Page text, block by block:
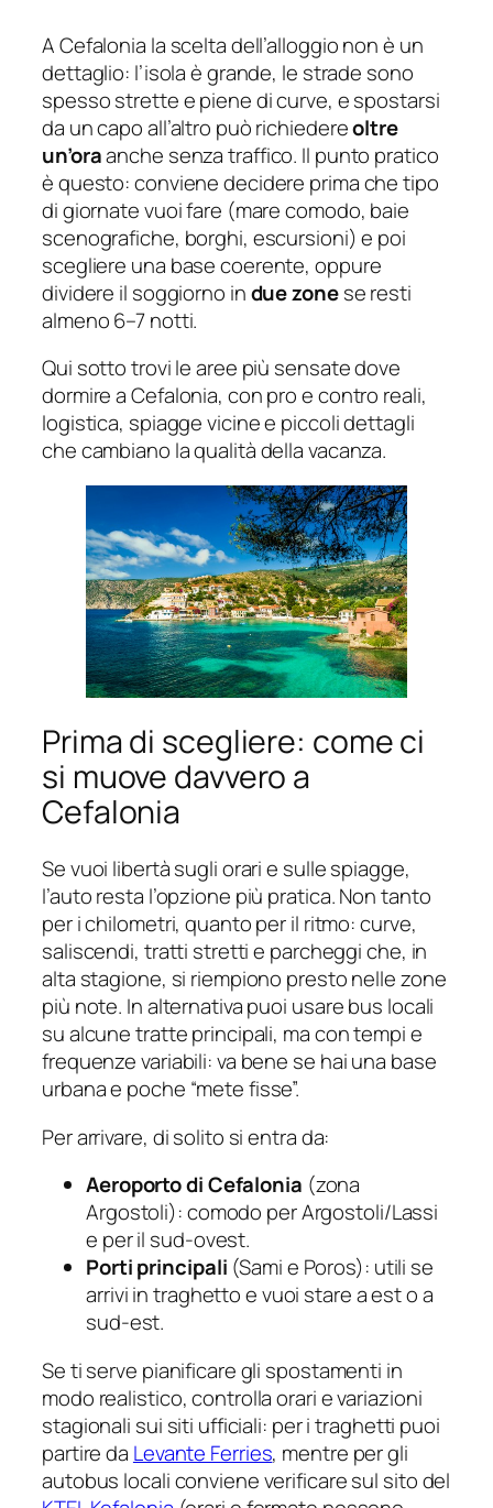
A Cefalonia la scelta dell’alloggio non è un
dettaglio: l’isola è grande, le strade sono
spesso strette e piene di curve, e spostarsi
da un capo all’altro può richiedereoltre
un’oraanche senza traffico. Il punto pratico
è questo: conviene decidere prima che tipo
di giornate vuoi fare (mare comodo, baie
scenografiche, borghi, escursioni) e poi
scegliere una base coerente, oppure
dividere il soggiorno indue zonese resti
almeno 6–7 notti.
Qui sotto trovi le aree più sensate dove
dormire a Cefalonia, con pro e contro reali,
logistica, spiagge vicine e piccoli dettagli
che cambiano la qualità della vacanza.
Prima di scegliere: come ci
si muove davvero a
Cefalonia
Se vuoi libertà sugli orari e sulle spiagge,
l’auto resta l’opzione più pratica. Non tanto
per i chilometri, quanto per il ritmo: curve,
saliscendi, tratti stretti e parcheggi che, in
alta stagione, si riempiono presto nelle zone
più note. In alternativa puoi usare bus locali
su alcune tratte principali, ma con tempi e
frequenze variabili: va bene se hai una base
urbana e poche “mete fisse”.
Per arrivare, di solito si entra da:
Aeroporto di Cefalonia (zona
Argostoli): comodo per Argostoli/Lassi
e per il sud-ovest.
Porti principali (Sami e Poros): utili se
arrivi in traghetto e vuoi stare a est o a
sud-est.
Se ti serve pianificare gli spostamenti in
modo realistico, controlla orari e variazioni
stagionali sui siti ufficiali: per i traghetti puoi
partire da Levante Ferries, mentre per gli
autobus locali conviene verificare sul sito del